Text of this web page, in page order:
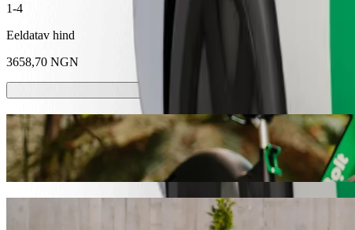
1-4
Eeldatav hind
3658,70 NGN
Elektrilised tõuke- ja jalgrattad
Sõida linnas Kano elektritõukerattaste ja -jalgratastega
Laadi alla Bolti rakendus
Kasuta Bolti sõiduteenust asukohast